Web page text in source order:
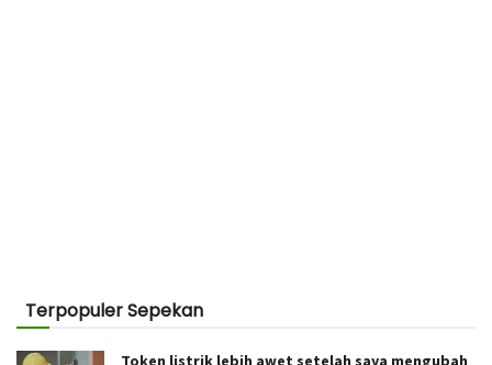
Terpopuler Sepekan